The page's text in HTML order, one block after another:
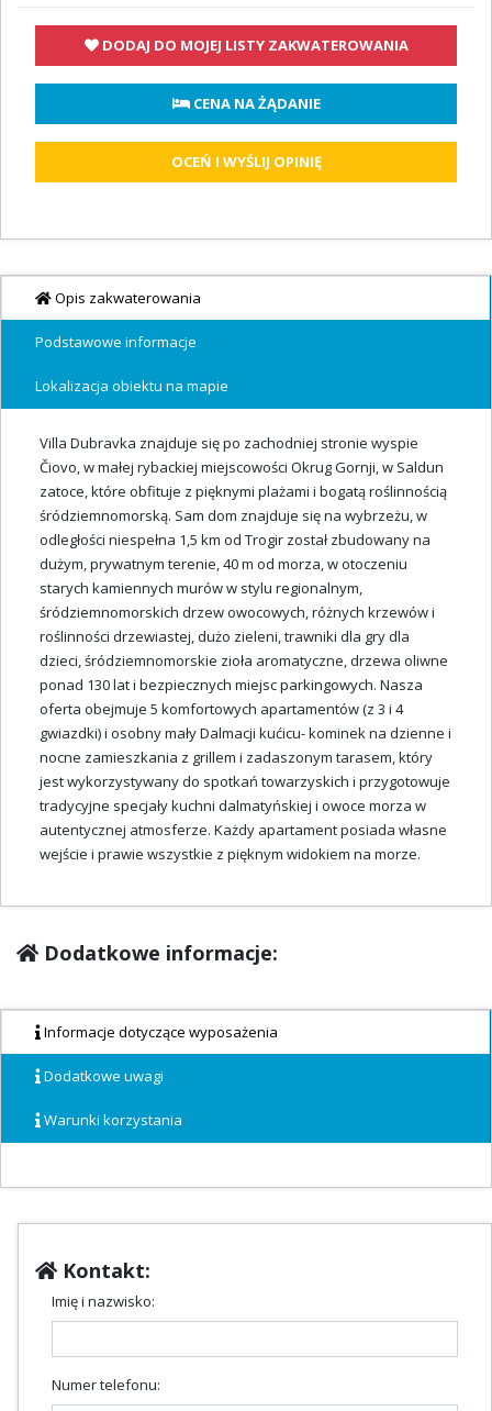
DODAJ DO MOJEJ LISTY ZAKWATEROWANIA
CENA NA ŻĄDANIE
OCEŃ I WYŚLIJ OPINIĘ
Opis zakwaterowania
Podstawowe informacje
Lokalizacja obiektu na mapie
Villa Dubravka znajduje się po zachodniej stronie wyspie
Čiovo, w małej rybackiej miejscowości Okrug Gornji, w Saldun
zatoce, które obfituje z pięknymi plażami i bogatą roślinnością
śródziemnomorską. Sam dom znajduje się na wybrzeżu, w
odległości niespełna 1,5 km od Trogir został zbudowany na
dużym, prywatnym terenie, 40 m od morza, w otoczeniu
starych kamiennych murów w stylu regionalnym,
śródziemnomorskich drzew owocowych, różnych krzewów i
roślinności drzewiastej, dużo zieleni, trawniki dla gry dla
dzieci, śródziemnomorskie zioła aromatyczne, drzewa oliwne
ponad 130 lat i bezpiecznych miejsc parkingowych. Nasza
oferta obejmuje 5 komfortowych apartamentów (z 3 i 4
gwiazdki) i osobny mały Dalmacji kućicu- kominek na dzienne i
nocne zamieszkania z grillem i zadaszonym tarasem, który
jest wykorzystywany do spotkań towarzyskich i przygotowuje
tradycyjne specjały kuchni dalmatyńskiej i owoce morza w
autentycznej atmosferze. Każdy apartament posiada własne
wejście i prawie wszystkie z pięknym widokiem na morze.
Dodatkowe informacje:
Informacje dotyczące wyposażenia
Dodatkowe uwagi
Warunki korzystania
Kontakt:
Imię i nazwisko:
Numer telefonu: